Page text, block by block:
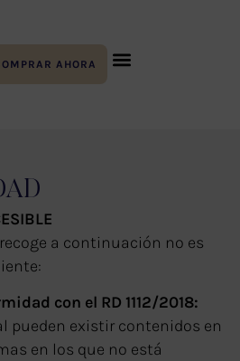
AHORA
a continuación no es
con el RD 1112/2018:
pueden existir contenidos en
en los que no está